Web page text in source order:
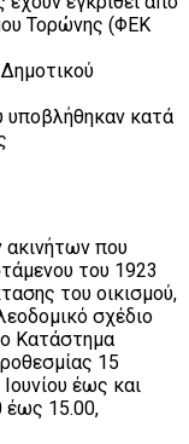
Τορώνης (ΦΕΚ
κατά
ακινήτων που
του 1923
του οικισμού,
σχέδιο
Κατάστημα
15
έως και
έως 15.00,